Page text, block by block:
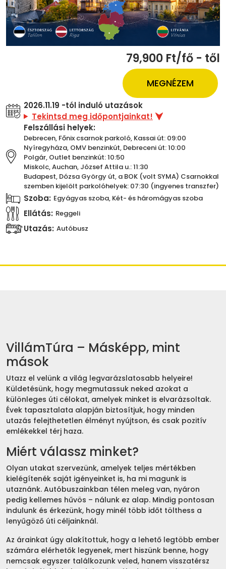
79,900 Ft/fő - től
MEGNÉZEM
2026.11.19 -tól induló utazások
Tekintsd meg időpontjainkat!
Felszállási helyek:
Debrecen, Főnix csarnok parkoló, Kassai út: 09:00
Nyíregyháza, OMV benzinkút, Debreceni út: 10:00
Polgár, Outlet benzinkút: 10:50
Miskolc, Auchan, József Attila u.: 11:30
Budapest, Dózsa György út, a BOK (volt SYMA) Csarnokkal
szemben kijelölt parkolóhelyek: 07:30 (ingyenes transzfer)
Szoba: Egyágyas szoba, Két- és háromágyas szoba
Ellátás: Reggeli
Utazás: Autóbusz
VillámTúra – Másképp, mint
mások
Utazz el velünk a világ legvarázslatosabb helyeire!
Küldetésünk, hogy megmutassuk neked azokat a
különleges úti célokat, amelyek minket is elvarázsoltak.
Évek tapasztalata alapján biztosítjuk, hogy minden
utazás felejthetetlen élményt nyújtson, és csak pozitív
emlékekkel térj haza.
Miért válassz minket?
Olyan utakat szervezünk, amelyek teljes mértékben
kielégítenék saját igényeinket is, ha mi magunk is
utaznánk. Autóbuszainkban télen meleg van, nyáron
pedig kellemes hűvös – nálunk ez alap. Mindig pontosan
indulunk és érkezünk, hogy minél több időt tölthess a
lenyűgöző úti céljainknál.
Az árainkat úgy alakítottuk, hogy a lehető legtöbb ember
számára elérhetők legyenek, mert hiszünk benne, hogy
nemcsak egyszer találkozunk veled, hanem visszatérsz